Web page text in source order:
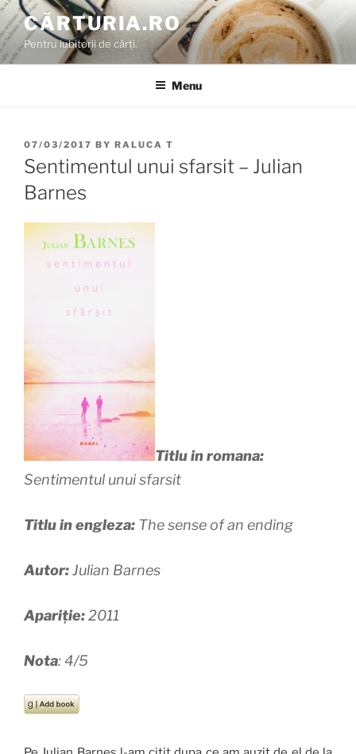
Skip
to
content
CĂRTURIA.RO
Pentru iubitorii de cărți.
Menu
POSTED
ON
07/03/2017 BY RALUCA T
Sentimentul unui sfarsit – Julian
Barnes
Titlu in romana:
Sentimentul unui sfarsit
Titlu in engleza: The sense of an ending
Autor:Julian Barnes
Apariție:2011
Nota: 4/5